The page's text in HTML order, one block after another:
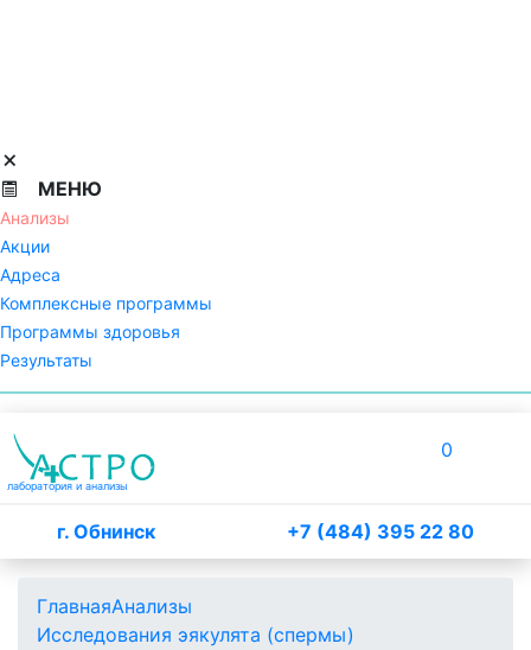
МЕНЮ
Анализы
Акции
Адреса
Комплексные программы
Программы здоровья
Результаты
лаборатория и анализы
г. Обнинск +7 (484) 395 22 80
0
ГлавнаяАнализы
Исследования эякулята (спермы)